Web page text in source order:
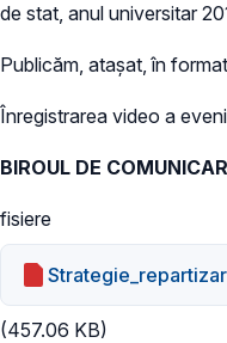
de stat, anul universitar
Publicăm, atașat, în
Înregistrarea video a
BIROUL DE
fisiere
(457.06 KB)